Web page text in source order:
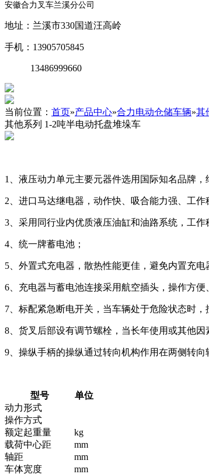
安徽合力叉车兰溪分公司
地址：兰溪市330国道汪高岭
手机：13905705845
13486999660
当前位置： 首页»产品中心»合力电动仓储车辆»其
其他系列 1-2吨半电动托盘堆垛车
1、液压动力单元主要元器件选用国际知名品牌，
2、进口马达继电器，动作快、吸合能力强、工作
3、采用同行业内优质液压油缸和油路系统，工作
4、统一牌蓄电池；
5、外置式充电器，散热性能更佳，避免内置充电
6、充电器与蓄电池连接采用航空插头，操作方便
7、标配紧急断电开关，当车辆处于危险状态时，
8、货叉后部设有调节螺栓，当长年使用或其他
9、操纵手柄的操纵通过转向机构作用在两侧转
型号 单位
动力形式
操作方式
额定起重量
kg
载荷中心距
mm
轴距
mm
车体宽度
mm